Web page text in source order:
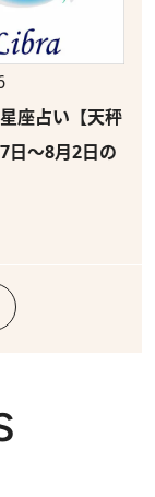
座占い【天秤
日～8月2日の